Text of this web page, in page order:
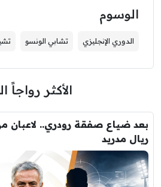
الوسوم
الدوري الإنجليزي تشابي الونسو
الأكثر رواجاً
بعد ضياع صفقة رودري.. لاعبان
ريال مدريد